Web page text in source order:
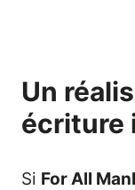
Un
écriture
Si For All